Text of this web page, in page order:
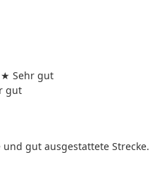
Sehr gut
gut
gut ausgestattete Strecke.